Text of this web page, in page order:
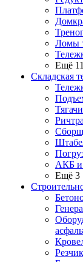
Ломы
Ещё 11
Складская
Тягачи
АКБ и
Ещё 3